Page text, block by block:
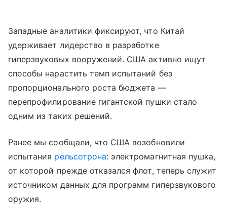
Западные аналитики фиксируют, что Китай
удерживает лидерство в разработке
гиперзвуковых вооружений. США активно ищут
способы нарастить темп испытаний без
пропорционального роста бюджета —
перепрофилирование гигантской пушки стало
одним из таких решений.
Ранее мы сообщали, что США возобновили
испытания рельсотрона: электромагнитная пушка,
от которой прежде отказался флот, теперь служит
источником данных для программ гиперзвукового
оружия.